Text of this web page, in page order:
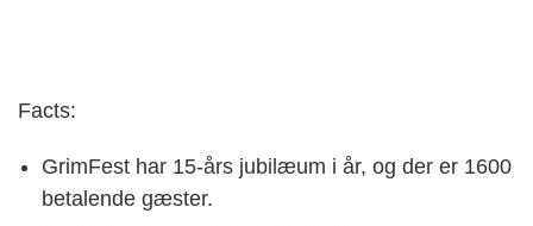
Facts:
GrimFest har 15-års jubilæum i år, og der er 1600
betalende gæster.